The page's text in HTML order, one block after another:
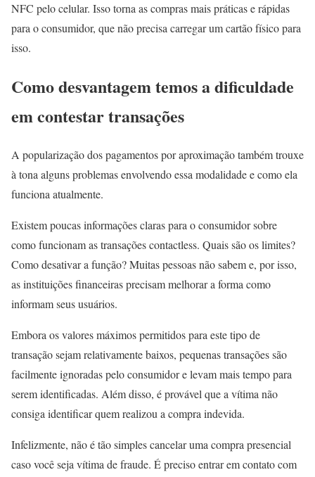
NFC pelo celular. Isso torna as compras mais práticas e rápidas
para o consumidor, que não precisa carregar um cartão físico para
isso.
Como desvantagem temos a dificuldade
em contestar transações
A popularização dos pagamentos por aproximação também trouxe
à tona alguns problemas envolvendo essa modalidade e como ela
funciona atualmente.
Existem poucas informações claras para o consumidor sobre
como funcionam as transações contactless. Quais são os limites?
Como desativar a função? Muitas pessoas não sabem e, por isso,
as instituições financeiras precisam melhorar a forma como
informam seus usuários.
Embora os valores máximos permitidos para este tipo de
transação sejam relativamente baixos, pequenas transações são
facilmente ignoradas pelo consumidor e levam mais tempo para
serem identificadas. Além disso, é provável que a vítima não
consiga identificar quem realizou a compra indevida.
Infelizmente, não é tão simples cancelar uma compra presencial
caso você seja vítima de fraude. É preciso entrar em contato com